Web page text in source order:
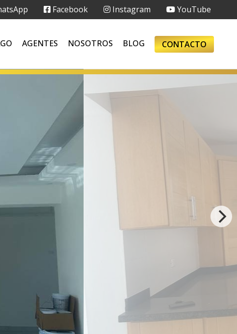
Facebook Instagram YouTube
AGENTES NOSOTROS BLOG CONTACTO